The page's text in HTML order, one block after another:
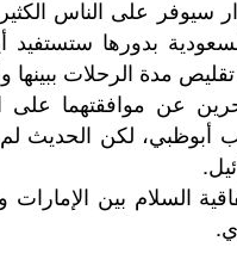
سيوفر على الناس
أن السعودية بدورها
مدة الرحلات ببينها
عن موافقتهما على
أبوظبي، لكن الحديث
السلام بين